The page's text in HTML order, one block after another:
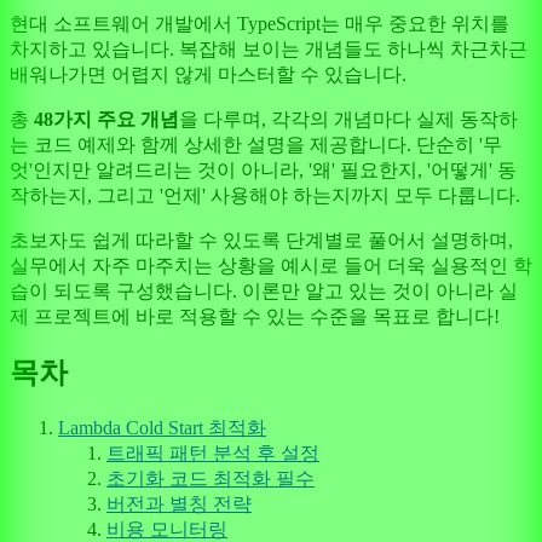
현대 소프트웨어 개발에서 TypeScript는 매우 중요한 위치를
차지하고 있습니다. 복잡해 보이는 개념들도 하나씩 차근차근
배워나가면 어렵지 않게 마스터할 수 있습니다.
총 48가지 주요 개념 을 다루며, 각각의 개념마다 실제 동작하
는 코드 예제와 함께 상세한 설명을 제공합니다. 단순히 '무
엇'인지만 알려드리는 것이 아니라, '왜' 필요한지, '어떻게' 동
작하는지, 그리고 '언제' 사용해야 하는지까지 모두 다룹니다.
초보자도 쉽게 따라할 수 있도록 단계별로 풀어서 설명하며,
실무에서 자주 마주치는 상황을 예시로 들어 더욱 실용적인 학
습이 되도록 구성했습니다. 이론만 알고 있는 것이 아니라 실
제 프로젝트에 바로 적용할 수 있는 수준을 목표로 합니다!
목차
Lambda Cold Start 최적화
트래픽 패턴 분석 후 설정
초기화 코드 최적화 필수
버전과 별칭 전략
비용 모니터링